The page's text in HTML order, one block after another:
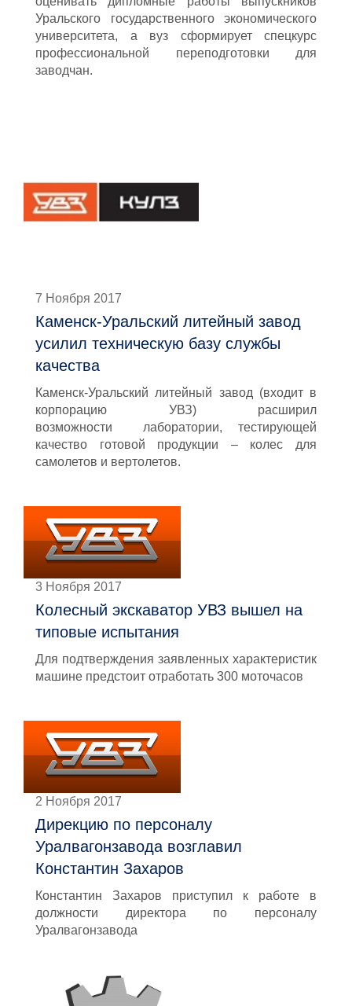
Уральского государственного экономического
университета, а вуз сформирует спецкурс
профессиональной переподготовки для
заводчан.
7 Ноября 2017
Каменск-Уральский литейный завод
усилил техническую базу службы
качества
Каменск-Уральский литейный завод (входит в
корпорацию УВЗ) расширил
возможности лаборатории, тестирующей
качество готовой продукции – колес для
самолетов и вертолетов.
3 Ноября 2017
Колесный экскаватор УВЗ вышел на
типовые испытания
Для подтверждения заявленных характеристик
машине предстоит отработать 300 моточасов
2 Ноября 2017
Дирекцию по персоналу
Уралвагонзавода возглавил
Константин Захаров
Константин Захаров приступил к работе в
должности директора по персоналу
Уралвагонзавода